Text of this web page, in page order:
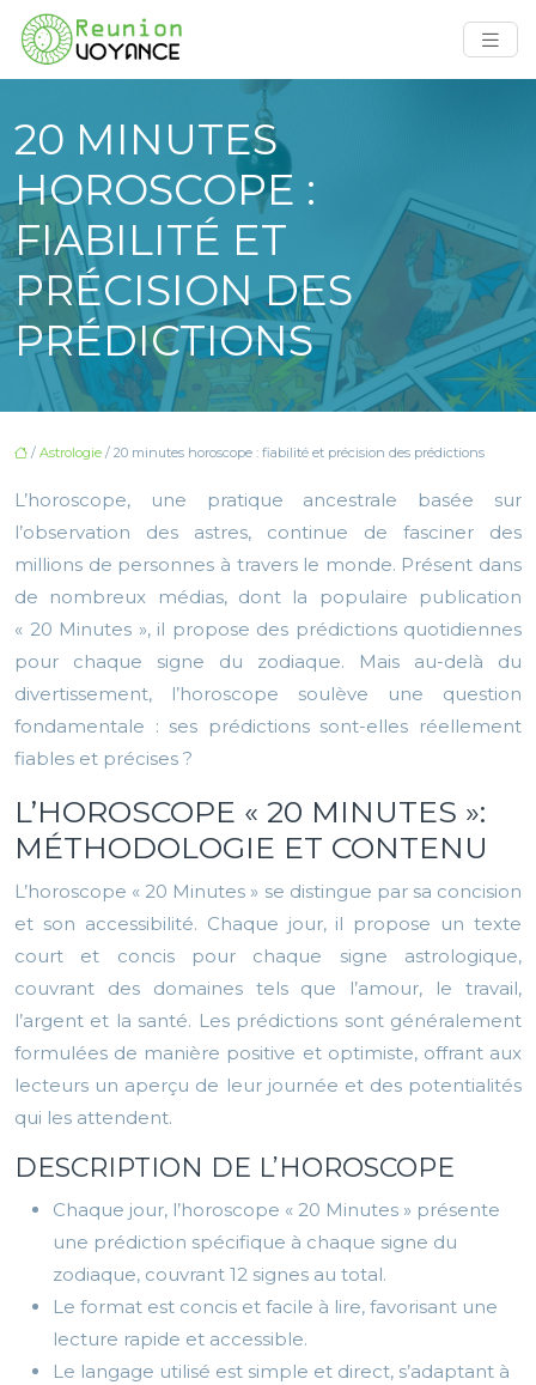
20 MINUTES
HOROSCOPE :
FIABILITÉ ET
PRÉCISION DES
PRÉDICTIONS
/ Astrologie / 20 minutes horoscope : fiabilité et précision des prédictions
L’horoscope, une pratique ancestrale basée sur
l’observation des astres, continue de fasciner des
millions de personnes à travers le monde. Présent dans
de nombreux médias, dont la populaire publication
« 20 Minutes », il propose des prédictions quotidiennes
pour chaque signe du zodiaque. Mais au-delà du
divertissement, l’horoscope soulève une question
fondamentale : ses prédictions sont-elles réellement
fiables et précises ?
L’HOROSCOPE « 20 MINUTES »:
MÉTHODOLOGIE ET CONTENU
L’horoscope « 20 Minutes » se distingue par sa concision
et son accessibilité. Chaque jour, il propose un texte
court et concis pour chaque signe astrologique,
couvrant des domaines tels que l’amour, le travail,
l’argent et la santé. Les prédictions sont généralement
formulées de manière positive et optimiste, offrant aux
lecteurs un aperçu de leur journée et des potentialités
qui les attendent.
DESCRIPTION DE L’HOROSCOPE
Chaque jour, l’horoscope « 20 Minutes » présente
une prédiction spécifique à chaque signe du
zodiaque, couvrant 12 signes au total.
Le format est concis et facile à lire, favorisant une
lecture rapide et accessible.
Le langage utilisé est simple et direct, s’adaptant à